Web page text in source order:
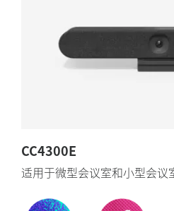
CC4300E
适用于微型会议室和小型会议